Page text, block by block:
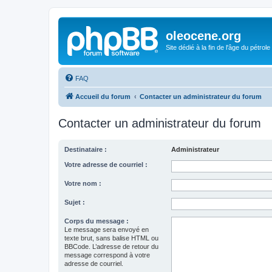
oleocene.org
Site dédié à la fin de l'âge du pétrole
FAQ
Accueil du forum Contacter un administrateur du forum
Contacter un administrateur du forum
Destinataire : Administrateur
Votre adresse de courriel :
Votre nom :
Sujet :
Corps du message :
Le message sera envoyé en
texte brut, sans balise HTML ou
BBCode. L’adresse de retour du
message correspond à votre
adresse de courriel.